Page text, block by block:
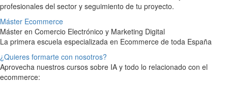
profesionales del sector y seguimiento de tu proyecto.
Máster Ecommerce
Máster en Comercio Electrónico y Marketing Digital
La primera escuela especializada en Ecommerce de toda España
¿Quieres formarte con nosotros?
Aprovecha nuestros cursos sobre IA y todo lo relacionado con el
ecommerce: